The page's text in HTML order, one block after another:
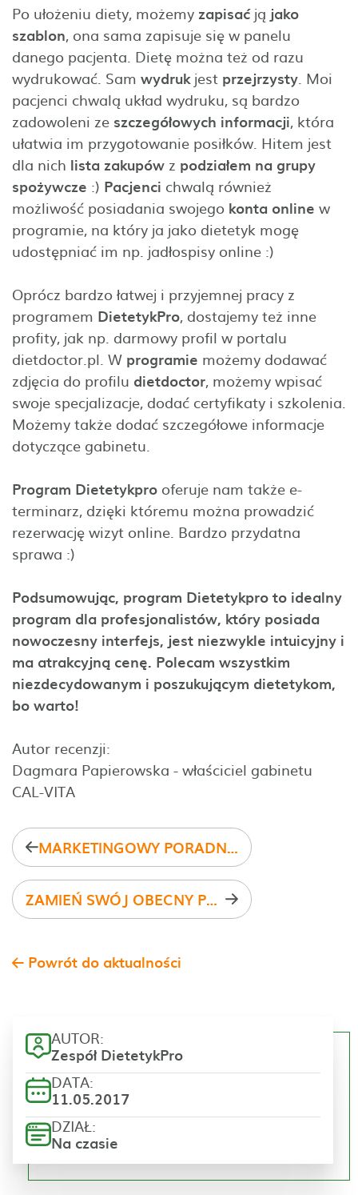
Po ułożeniu diety, możemyzapisaćją jako
szablon, ona sama zapisuje się w panelu
danego pacjenta. Dietę można też od razu
wydrukować. Sam wydrukjest przejrzysty. Moi
pacjenci chwalą układ wydruku, są bardzo
zadowoleni ze szczegółowych informacji, która
ułatwia im przygotowanie posiłków. Hitem jest
dla nich listazakupów z podziałem na grupy
spożywcze :) Pacjenci chwalą również
możliwość posiadania swojego konta online w
programie, na który ja jako dietetyk mogę
udostępniać im np. jadłospisy online :)
Oprócz bardzo łatwej i przyjemnej pracy z
programem DietetykPro, dostajemy też inne
profity, jak np. darmowy profil w portalu
dietdoctor.pl. W programie możemy dodawać
zdjęcia do profilu dietdoctor, możemy wpisać
swoje specjalizacje, dodać certyfikaty i szkolenia.
Możemy także dodać szczegółowe informacje
dotyczące gabinetu.
Program Dietetykpro oferuje nam także e-
terminarz, dzięki któremu można prowadzić
rezerwację wizyt online. Bardzo przydatna
sprawa :)
Podsumowując, program Dietetykpro to idealny
program dla profesjonalistów, który posiada
nowoczesny interfejs, jest niezwykle intuicyjny i
ma atrakcyjną cenę. Polecam wszystkim
niezdecydowanym i poszukującym dietetykom,
bo warto!
Autor recenzji:
Dagmara Papierowska - właściciel gabinetu
CAL-VITA
MARKETINGOWY PORADNIK DIETETYKA cz. III DIETETYK NA FACEBOOKU
ZAMIEŃ SWÓJ OBECNY PROGRAM NA LEPSZY!
Powrót do aktualności
AUTOR:
Zespół DietetykPro
DATA:
11.05.2017
DZIAŁ:
Na czasie